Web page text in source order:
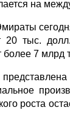
на
тыс.
7 млрд
роста